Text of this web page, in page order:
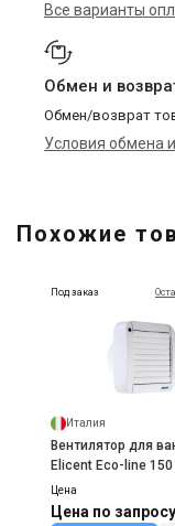
Все варианты
Обмен и
Обмен/возврат
Условия обмена
Похожие
Под заказ
Италия
Вентилятор для
Elicent Eco-line 150
Цена
Цена по запросу